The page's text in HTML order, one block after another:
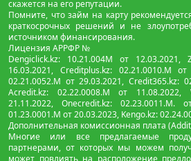
скажется на его репутации.
Помните, что займ на карту
краткосрочных решений и не
источником финансирования.
Лицензия АРРФР №
Dengiclick.kz: 10.21.004М от 12.03.2021,
16.03.2021, Creditplus.kz: 02.21.0010.M
02.21.0052.М от 29.03.2021, Credit365.kz:
Acredit.kz: 02.22.0008.М от 11.08.2022,
21.11.2022, Onecredit.kz: 02.23.0011.M.
01.23.0001.M от 20.03.2023, Kengo.kz:
Дополнительная комиссионная плата
Многие или все предлагаемые
партнерами, от которых мы можем
может повлиять на расположение